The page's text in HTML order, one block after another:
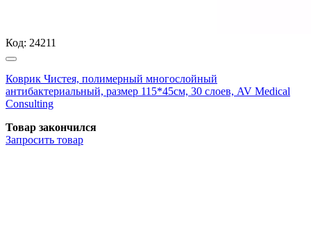
Код: 24211
Коврик Чистея, полимерный многослойный
антибактериальный, размер 115*45см, 30 слоев, AV Medical
Consulting
Товар закончился
Запросить товар